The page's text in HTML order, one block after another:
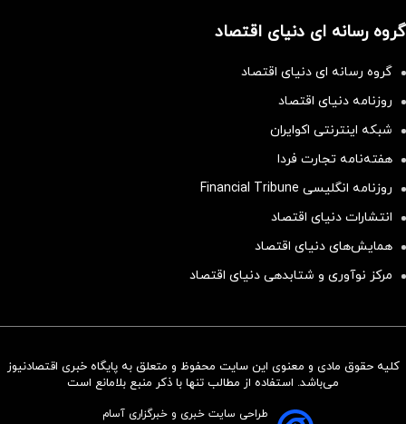
سرمایه‌گذاری همسنگ با شاخص
گروه رسانه ای دنیای اقتصاد
گروه رسانه ای دنیای اقتصاد
روزنامه دنیای اقتصاد
شبکه اینترنتی اکوایران
هفته‌نامه تجارت فردا
روزنامه انگلیسی Financial Tribune
انتشارات دنیای اقتصاد
همایش‌های دنیای اقتصاد
مرکز نوآوری و شتابدهی دنیای اقتصاد
کلیه حقوق مادی و معنوی این سایت محفوظ و متعلق به پایگاه خبری اقتصادنیوز
می‌باشد. استفاده از مطالب تنها با ذکر منبع بلامانع است
طراحی سایت خبری و خبرگزاری آسام